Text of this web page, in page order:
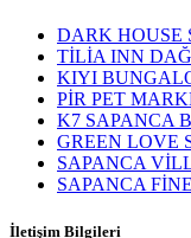
DARK HOUSE
TİLİA INN
KIYI
PİR PET
K7 SAPANCA
GREEN LOVE
SAPANCA
SAPANCA
İletişim Bilgileri